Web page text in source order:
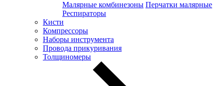
Малярные комбинезоны Перчатки малярные
Респираторы
Кисти
Компрессоры
Наборы инструмента
Провода прикуривания
Толщиномеры